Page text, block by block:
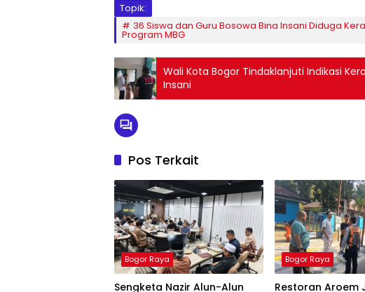
Topik:
36 Siswa dan Guru Bosowa Bina Insani Diduga
Program MBG
Wali Kota Bogor Tindaklanjuti Indikasi
Insani
Pos Terkait
Bogor Raya
Sengketa Nazir Alun-Alun
Bogor Raya
Restoran Aroem